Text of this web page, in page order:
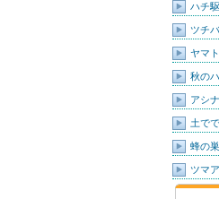
ハチ
ツチ
ヤマ
秋の
アシ
土で
蜂の
ツマ